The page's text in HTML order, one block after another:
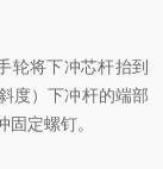
将下冲芯杆抬到
度）下冲杆的端部
定螺钉。